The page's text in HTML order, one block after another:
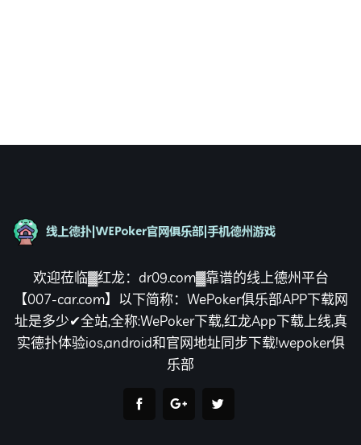
欢迎莅临▓红龙：dr09.com▓靠谱的线上德州平台
【007-car.com】以下简称：WePoker俱乐部APP下载网
址是多少✔全站,全称:WePoker下载,红龙App下载上线,真
实德扑体验ios,android和官网地址同步下载!wepoker俱
乐部